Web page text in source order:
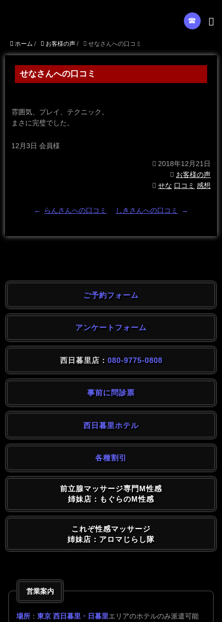
☎︎
ホーム / お客様の声 / せなさんへの口コミ
せなさんへの口コミ
雰囲気、プレイ、テクニック。
まさに完璧でした。
12月3日 会員様
2018年12月21日
お客様の声
せな 口コミ 感想
← らんさんへの口コミ しきさんへの口コミ →
ご予約フォーム
アンケートフォーム
西日暮里店： 080-9775-0808
事前に問診票
西日暮里ホテル
各種割引
前立腺マッサージ専門M性感
姉妹店：もぐらのM性感
これぞ性感マッサージ
姉妹店：アロマじらし隊
営業案内
場所 ： 東京 西日暮里・日暮里エリアのホテルのみ派遣可能